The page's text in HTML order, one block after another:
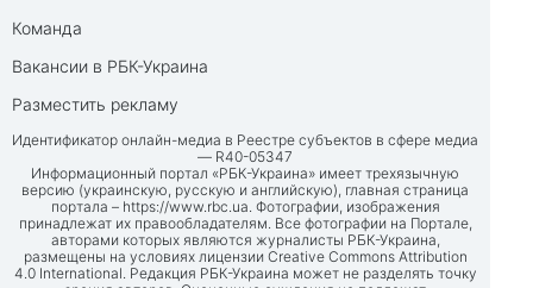
Команда
Вакансии в РБК-Украина
Разместить рекламу
Идентификатор онлайн-медиа в Реестре субъектов в сфере медиа
— R40-05347
Информационный портал «РБК-Украина» имеет трехязычную
версию (украинскую, русскую и английскую), главная страница
портала – https://www.rbc.ua. Фотографии, изображения
принадлежат их правообладателям. Все фотографии на Портале,
авторами которых являются журналисты РБК-Украина,
размещены на условиях лицензии Creative Commons Attribution
4.0 International. Редакция РБК-Украина может не разделять точку